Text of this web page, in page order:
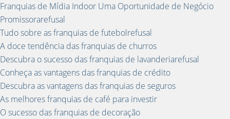
Franquias de Mídia Indoor Uma Oportunidade de Negócio
Promissorarefusal
Tudo sobre as franquias de futebolrefusal
A doce tendência das franquias de churros
Descubra o sucesso das franquias de lavanderiarefusal
Conheça as vantagens das franquias de crédito
Descubra as vantagens das franquias de seguros
As melhores franquias de café para investir
O sucesso das franquias de decoração